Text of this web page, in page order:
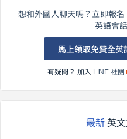
想和外國人聊天嗎？立即報
英語會話
馬上領取免費全英
有疑問？ 加入 LINE 社團
最新 英